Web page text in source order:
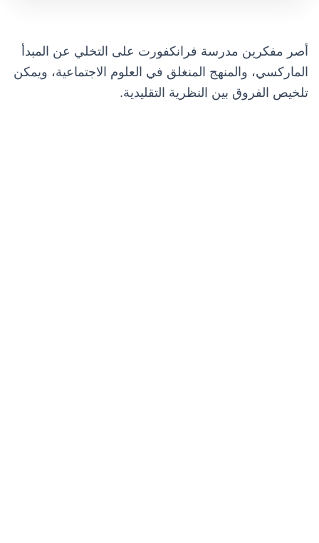
أصر مفكرين مدرسة فرانكفورت على التخلي عن المبدأ
الماركسي، والمنهج المنغلق في العلوم الاجتماعية، ويمكن
تلخيص الفروق بين النظرية التقليدية.